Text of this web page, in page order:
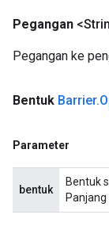
Pegangan
Pegangan ke
Bentuk Barrier.
Parameter
bentuk
Bentuk